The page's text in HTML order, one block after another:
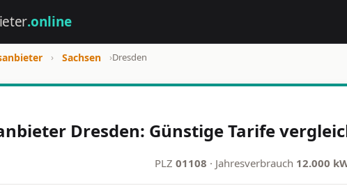
.online
› Sachsen ›Dresden
Dresden: Günstige Tarife
PLZ 01108 · Jahresverbrauch 12.000